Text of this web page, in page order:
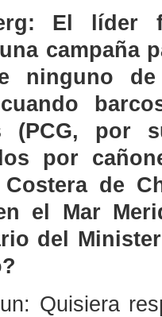
El líder
campaña
ninguno
(PCG, por
por
Costera de
el Mar
del
Quisiera